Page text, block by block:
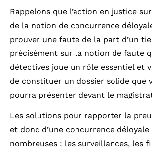
Rappelons que l’action en justice
de la notion de concurrence
prouver une faute de la part d’un
précisément sur la notion de faute
détectives joue un rôle essentiel et
de constituer un dossier solide que
pourra présenter devant le
Les solutions pour rapporter la
et donc d’une concurrence déloyale
nombreuses : les surveillances, les